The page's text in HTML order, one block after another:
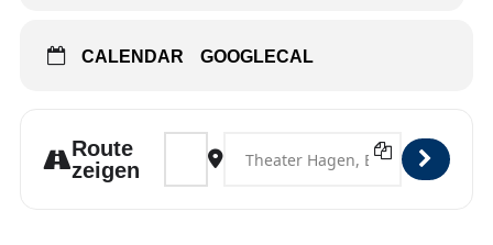
CALENDAR GOOGLECAL
Route
zeigen
Address - Hagen [y9Hsr7NF5]
Destination Address - Hagen